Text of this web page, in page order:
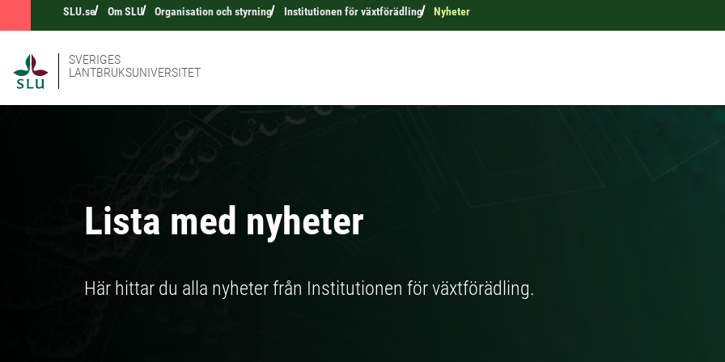
SLU.se Om SLU Organisation och styrning Institutionen för växtförädling Nyheter
SVERIGES
LANTBRUKSUNIVERSITET
Lista med nyheter
Här hittar du alla nyheter från Institutionen för växtförädling.